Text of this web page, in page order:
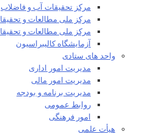
مرکز تحقیقات آب و فاضلاب
مرکز ملی مطالعات و
مرکز ملی مطالعات و
آزمایشگاه کالیبراسیون
واحد های ستادی
مدیریت امور اداری
مدیریت امور مالی
مدیریت برنامه و بودجه
روابط عمومی
امور فرهنگی
هیأت علمی​